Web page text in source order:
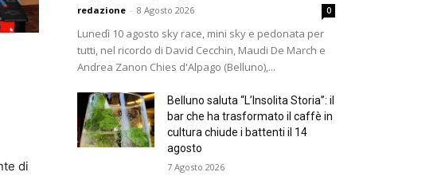
di
redazione - 8 Agosto 2026 0
Lunedì 10 agosto sky race, mini sky e pedonata per
tutti, nel ricordo di David Cecchin, Maudi De March e
Andrea Zanon Chies d'Alpago (Belluno),...
Belluno saluta “L’Insolita Storia”: il
bar che ha trasformato il caffè in
cultura chiude i battenti il 14
agosto
7 Agosto 2026